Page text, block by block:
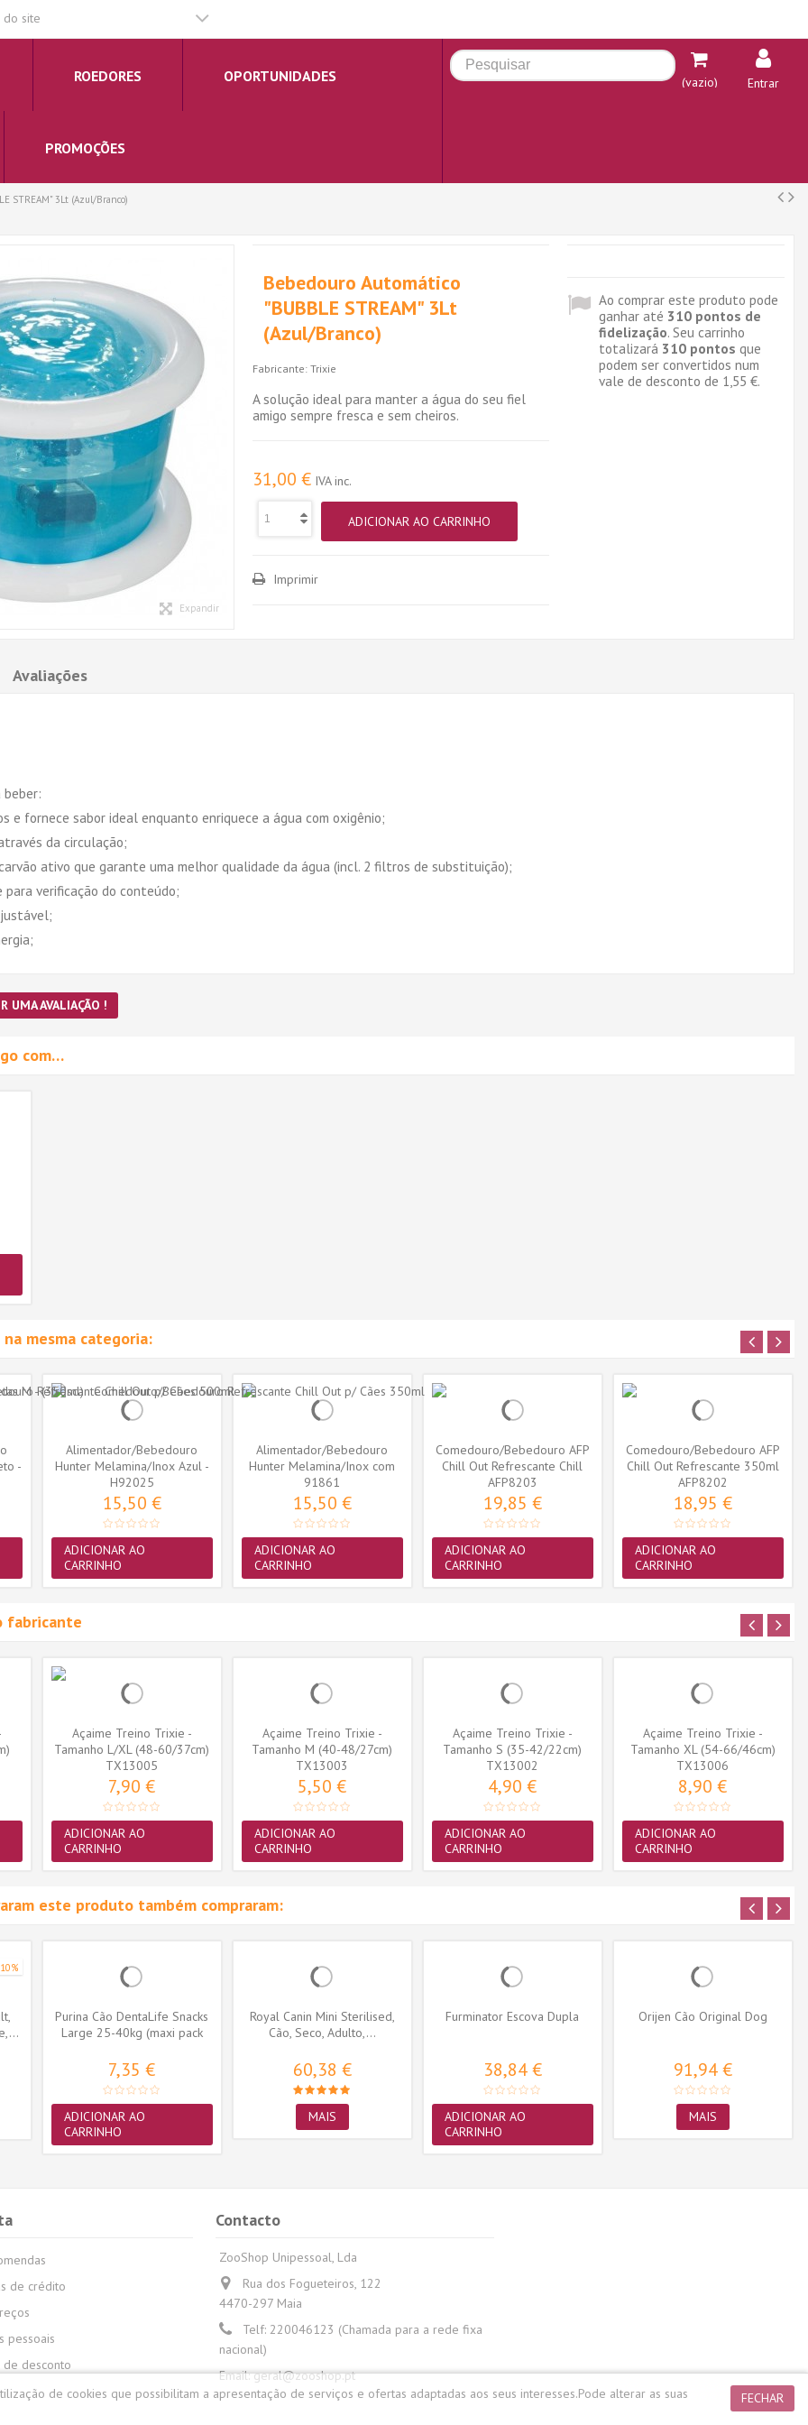
do site
ROEDORES OPORTUNIDADES
PROMOÇÕES
(vazio) Entrar
STREAM" 3Lt (Azul/Branco)
Expandir
Bebedouro Automático
"BUBBLE STREAM" 3Lt
(Azul/Branco)
Fabricante: Trixie
A solução ideal para manter a água do seu fiel
amigo sempre fresca e sem cheiros.
31,00 € IVA inc.
ADICIONAR AO CARRINHO
Imprimir
Ao comprar este produto pode
ganhar até 310pontos de
fidelização. Seu carrinho
totalizará 310pontos que
podem ser convertidos num
vale de desconto de 1,55 €.
Avaliações
e fornece sabor ideal enquanto enriquece a água com oxigênio;
da circulação;
ativo que garante uma melhor qualidade da água (incl. 2 filtros de substituição);
verificação do conteúdo;
UMA AVALIAÇÃO !
com…
mesma categoria:
-
Alimentador/Bebedouro
Hunter Melamina/Inox Azul -
L (700ml)
H92025
15,50 €
ADICIONAR AO
CARRINHO
Alimentador/Bebedouro
Hunter Melamina/Inox com
Borboletas...
91861
15,50 €
ADICIONAR AO
CARRINHO
Comedouro/Bebedouro AFP
Chill Out Refrescante Chill
500ml
AFP8203
19,85 €
ADICIONAR AO
CARRINHO
Comedouro/Bebedouro AFP
Chill Out Refrescante 350ml
AFP8202
18,95 €
ADICIONAR AO
CARRINHO
fabricante
Açaime Treino Trixie -
Tamanho L/XL (48-60/37cm)
(TX13005)
TX13005
7,90 €
ADICIONAR AO
CARRINHO
Açaime Treino Trixie -
Tamanho M (40-48/27cm)
(TX13003)
TX13003
5,50 €
ADICIONAR AO
CARRINHO
Açaime Treino Trixie -
Tamanho S (35-42/22cm)
(TX13002)
TX13002
4,90 €
ADICIONAR AO
CARRINHO
Açaime Treino Trixie -
Tamanho XL (54-66/46cm)
(TX13006)
TX13006
8,90 €
ADICIONAR AO
CARRINHO
este produto também compraram:
Purina Cão DentaLife Snacks
Large 25-40kg (maxi pack
7,35 €
ADICIONAR AO
CARRINHO
Royal Canin Mini Sterilised,
Cão, Seco, Adulto,...
60,38 €
MAIS
Furminator Escova Dupla
38,84 €
ADICIONAR AO
CARRINHO
Orijen Cão Original Dog
91,94 €
MAIS
de crédito
pessoais
de desconto
Contacto
ZooShop Unipessoal, Lda
Rua dos Fogueteiros, 122
4470-297 Maia
Telf: 220046123 (Chamada para a rede fixa
nacional)
Email:geral@zooshop.pt
FECHAR
de cookies que possibilitam a apresentação de serviços e ofertas adaptadas aos seus interesses.Pode alterar as suas